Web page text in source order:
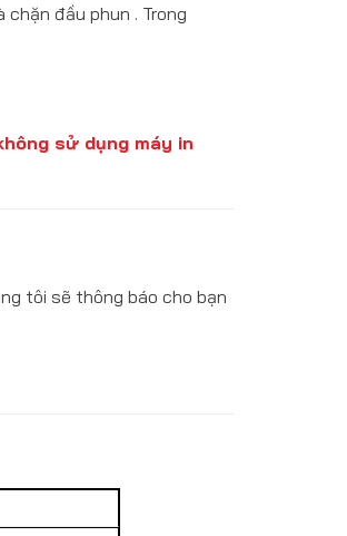
đầu phun . Trong
sử dụng máy in
tôi sẽ thông báo cho bạn